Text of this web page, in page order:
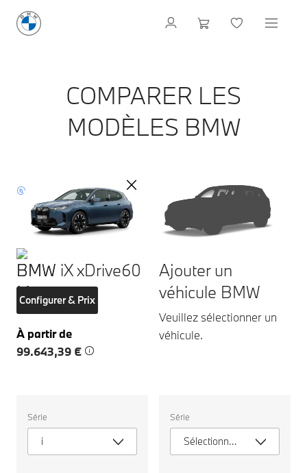
COMPARER LES
MODÈLES BMW
BMW iX xDrive60
Configurer & Prix
À partir de
99.643,39 €
sélectionner
un
véhicule.
Série
i
Ajouter un
véhicule BMW
Veuillez sélectionner un
véhicule.
sélectionner
un
véhicule.
Série
Sélectionner
une série